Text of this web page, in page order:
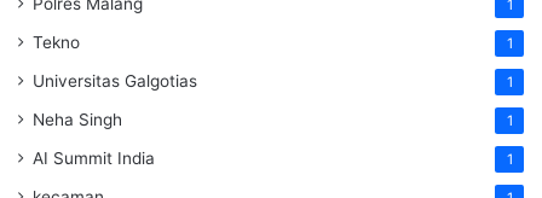
1
Tekno 1
Universitas Galgotias 1
Neha Singh 1
AI Summit India 1